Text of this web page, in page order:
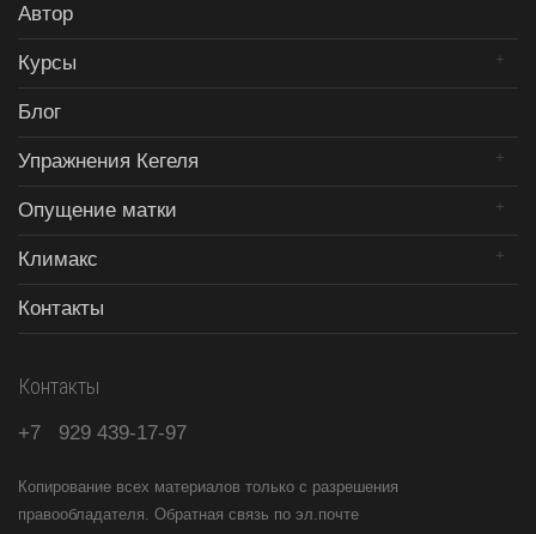
Автор
Курсы
Блог
Упражнения Кегеля
Опущение матки
Климакс
Контакты
Контакты
+7 929 439-17-97
Копирование всех материалов только с разрешения
правообладателя. Обратная связь по эл.почте